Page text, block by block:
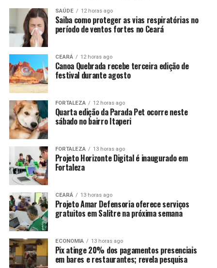
SAÚDE 12 horas ago
Saiba como proteger as vias respiratórias no
período de ventos fortes no Ceará
CEARÁ 12 horas ago
Canoa Quebrada recebe terceira edição de
festival durante agosto
FORTALEZA 12 horas ago
Quarta edição da Parada Pet ocorre neste
sábado no bairro Itaperi
FORTALEZA 13 horas ago
Projeto Horizonte Digital é inaugurado em
Fortaleza
CEARÁ 13 horas ago
Projeto Amar Defensoria oferece serviços
gratuitos em Salitre na próxima semana
ECONOMIA 13 horas ago
Pix atinge 20% dos pagamentos presenciais
em bares e restaurantes; revela pesquisa